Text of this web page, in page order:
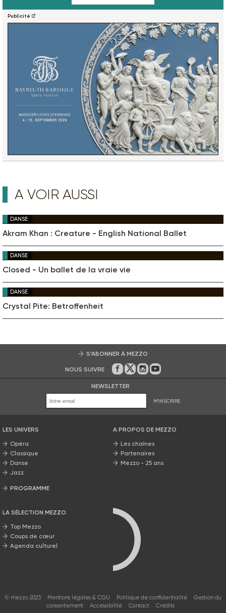
Publicité
A VOIR AUSSI
DANSE
Akram Khan : Creature - English National Ballet
DANSE
Closed - Un ballet de la vraie vie
DANSE
Crystal Pite: Betroffenheit
S’ABONNER À MEZZO
NOUS SUIVRE Sur Facebook
Sur Twitter
Sur Instagram
Sur Youtube
NEWSLETTER
M'INSCRIRE
LES UNIVERS
Opéra
Classique
Danse
Jazz
PROGRAMME
LA SÉLECTION MEZZO
Top Mezzo
Coups de cœur
Agenda culturel
A PROPOS DE MEZZO
Les chaînes
Partenaires
Mezzo - 25 ans
© mezzo 2023 Mentions légales & CGU Politique de confidentialité
Gestion du
consentement
Accessibilité Contact Crédits